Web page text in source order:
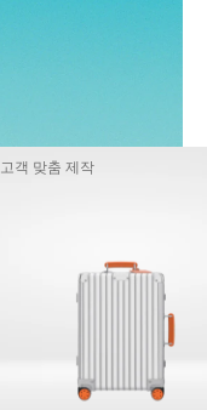
고객 맞춤 제작